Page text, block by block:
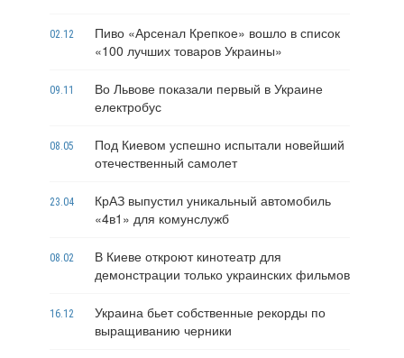
02.12
Пиво «Арсенал Крепкое» вошло в список
«100 лучших товаров Украины»
09.11
Во Львове показали первый в Украине
електробус
08.05
Под Киевом успешно испытали новейший
отечественный самолет
23.04
КрАЗ выпустил уникальный автомобиль
«4в1» для комунслужб
08.02
В Киеве откроют кинотеатр для
демонстрации только украинских фильмов
16.12
Украина бьет собственные рекорды по
выращиванию черники